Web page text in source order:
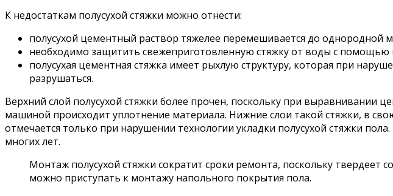
К недостаткам полусухой стяжки можно отнести:
полусухой цементный раствор тяжелее перемешивается до однородной
необходимо защитить свежеприготовленную стяжку от воды с помощью
полусухая цементная стяжка имеет рыхлую структуру, которая при
разрушаться.
Верхний слой полусухой стяжки более прочен, поскольку при выравнивании
машиной происходит уплотнение материала. Нижние слои такой стяжки, в
отмечается только при нарушении технологии укладки полусухой стяжки
многих лет.
Монтаж полусухой стяжки сократит сроки ремонта, поскольку твердеет
можно приступать к монтажу напольного покрытия пола.